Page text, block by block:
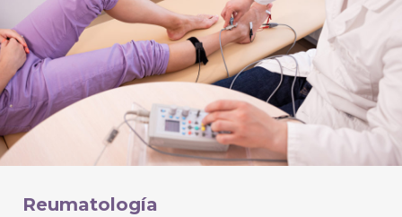
Reumatología